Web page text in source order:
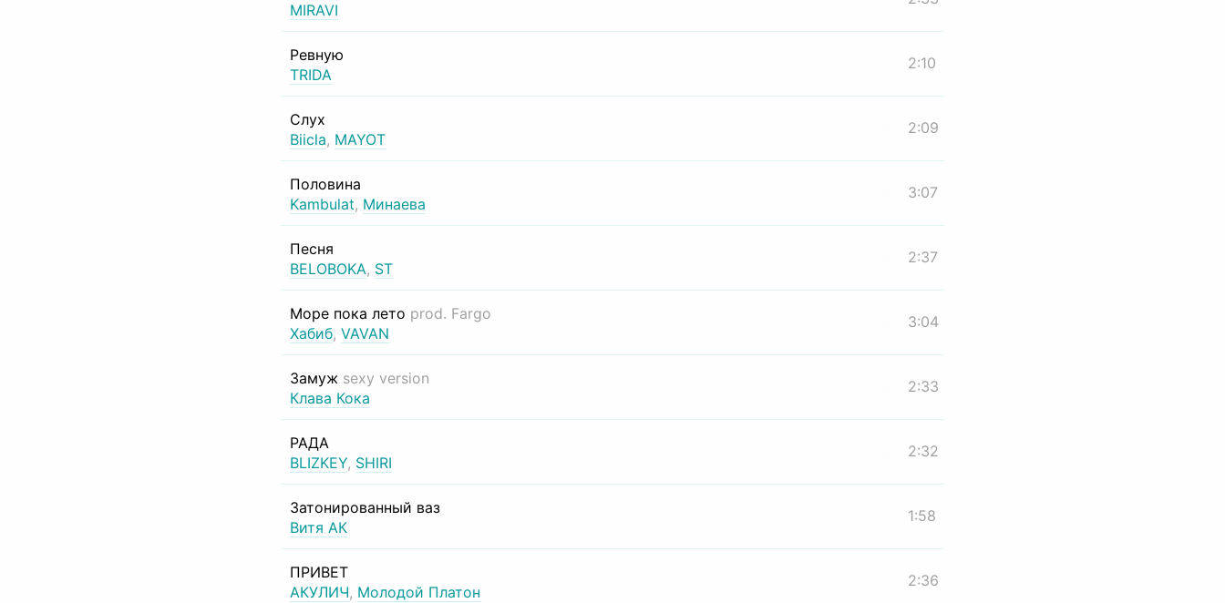
MIRAVI
Ревную
TRIDA
2:10
Слух
Biicla, MAYOT
2:09
Половина
Kambulat, Минаева
3:07
Песня
BELOBOKA, ST
2:37
Море пока лето prod. Fargo
Хабиб, VAVAN
3:04
Замуж sexy version
Клава Кока
2:33
РАДА
BLIZKEY, SHIRI
2:32
Затонированный ваз
Витя АК
1:58
ПРИВЕТ
АКУЛИЧ, Молодой Платон
2:36